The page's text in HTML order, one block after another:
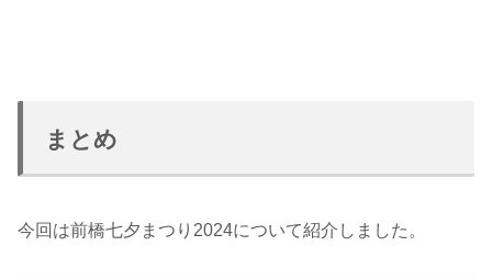
まとめ
今回は前橋七夕まつり2024について紹介しました。